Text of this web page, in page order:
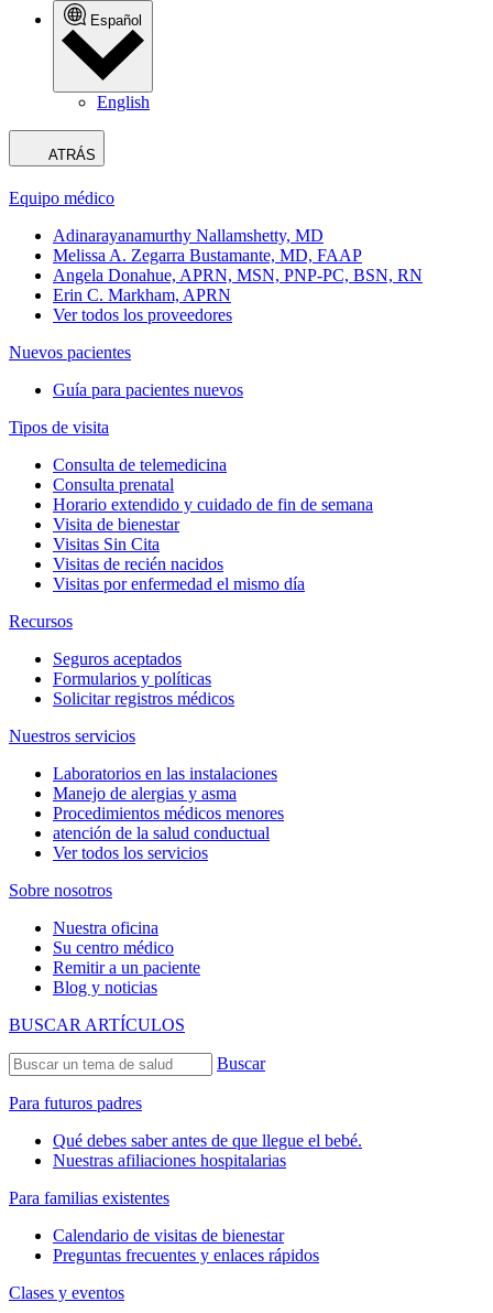
Español
English
ATRÁS
Equipo médico
Adinarayanamurthy Nallamshetty, MD
Melissa A. Zegarra Bustamante, MD, FAAP
Angela Donahue, APRN, MSN, PNP-PC, BSN, RN
Erin C. Markham, APRN
Ver todos los proveedores
Nuevos pacientes
Guía para pacientes nuevos
Tipos de visita
Consulta de telemedicina
Consulta prenatal
Horario extendido y cuidado de fin de semana
Visita de bienestar
Visitas Sin Cita
Visitas de recién nacidos
Visitas por enfermedad el mismo día
Recursos
Seguros aceptados
Formularios y políticas
Solicitar registros médicos
Nuestros servicios
Laboratorios en las instalaciones
Manejo de alergias y asma
Procedimientos médicos menores
atención de la salud conductual
Ver todos los servicios
Sobre nosotros
Nuestra oficina
Su centro médico
Remitir a un paciente
Blog y noticias
BUSCAR ARTÍCULOS
Buscar
Para futuros padres
Qué debes saber antes de que llegue el bebé.
Nuestras afiliaciones hospitalarias
Para familias existentes
Calendario de visitas de bienestar
Preguntas frecuentes y enlaces rápidos
Clases y eventos